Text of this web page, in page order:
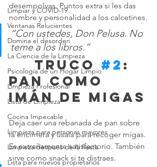
Limpiar y COVID-19
Ventanas Relucientes
Domina el desorden
La Ciencia de la Limpieza
Psicología de un Hogar Limpio
Limpieza Profesional
Lista de Limpieza
Cocina Impecable
Limpieza para personas mayores
Limpieza después de la fiesta
Lista para nuevos propietarios
desempolvas. Puntos extra si les das
nombre y personalidad a los calcetines.
“Con ustedes, Don Pelusa. No
teme a los libros.”
	 Truco
#2 :
Pan como
imán de migas
Deja caer una rebanada de pan sobre
la encimera y úsala para recoger migas.
Es extrañamente satisfactorio. También
sirve como snack si te distraes.